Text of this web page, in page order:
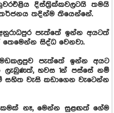
දිස්ත්‍රික්කවලටයි තමයි
තදින්ම තියෙන්නේ.
පැත්තේ ඉන්න අයටත්
සිද්ධ වෙනවා.
පැත්තේ ඉන්න අයට
හවස 1න් පස්සේ නම්
වැසි කඩාගෙන වැටෙන්න
නෑ, මෙන්න සුළඟත් ගේම